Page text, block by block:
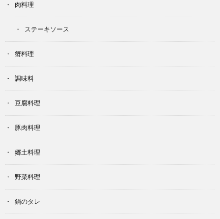
肉料理
ステーキソース
蟹料理
調味料
豆腐料理
豚肉料理
郷土料理
野菜料理
鍋のタレ